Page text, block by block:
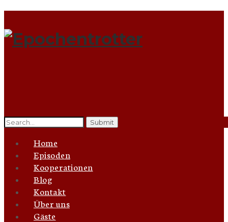
Search
for:
Home
Episoden
Kooperationen
Blog
Kontakt
Über uns
Gäste